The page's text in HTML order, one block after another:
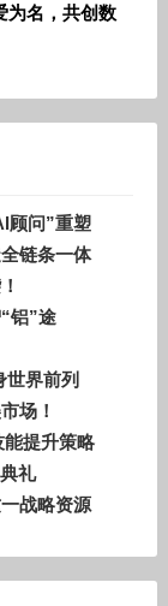
为名，共创数
顾问”重塑
链条一体
铝”途
界前列
场！
提升策略
礼
战略资源